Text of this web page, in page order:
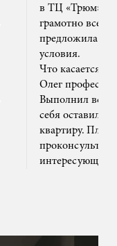
в ТЦ «Трюм».
грамотно все
предложила
условия.
Что касается
Олег
Выполнил все
себя оставил
квартиру. Плюс
интересующим